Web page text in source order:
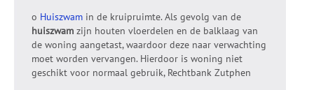
o Huiszwam in de kruipruimte. Als gevolg van de
huiszwam zijn houten vloerdelen en de balklaag van
de woning aangetast, waardoor deze naar verwachting
moet worden vervangen. Hierdoor is woning niet
geschikt voor normaal gebruik, Rechtbank Zutphen